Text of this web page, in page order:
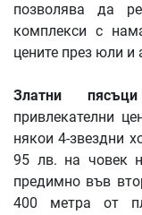
позволява да
комплекси с
цените през юли и
Златни пясъци
привлекателни
някои 4-звездни
95 лв. на човек
предимно във
400 метра от